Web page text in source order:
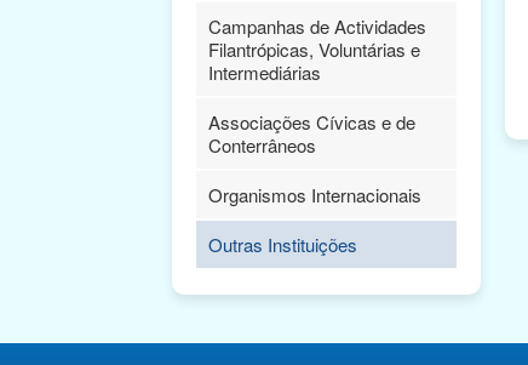
Campanhas de Actividades
Filantrópicas, Voluntárias e
Intermediárias
Associações Cívicas e de
Conterrâneos
Organismos Internacionais
Outras Instituições